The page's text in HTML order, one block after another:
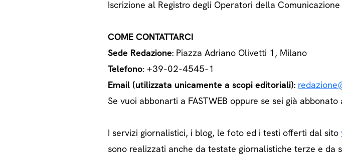
Iscrizione al Registro degli Operatori della
COME CONTATTARCI
Sede Redazione: Piazza Adriano Olivetti 1, Milano
Telefono: +39-02-4545-1
Email (utilizzata unicamente a scopi editoriali):
Se vuoi abbonarti a FASTWEB oppure se sei già
I servizi giornalistici, i blog, le foto ed i testi offerti dal sito
sono realizzati anche da testate giornalistiche terze e da